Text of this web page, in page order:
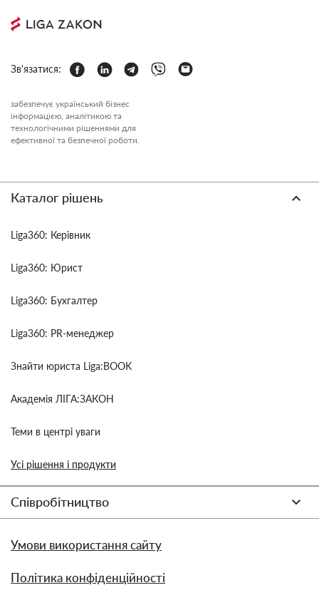
Зв'язатися:
забезпечує український бізнес
інформацією, аналітикою та
технологічними рішеннями для
ефективної та безпечної роботи.
Каталог рішень
Liga360: Керівник
Liga360: Юрист
Liga360: Бухгалтер
Liga360: PR-менеджер
Знайти юриста Liga:BOOK
Академія ЛІГА:ЗАКОН
Теми в центрі уваги
Усі рішення і продукти
Співробітництво
Умови використання сайту
Політика конфіденційності